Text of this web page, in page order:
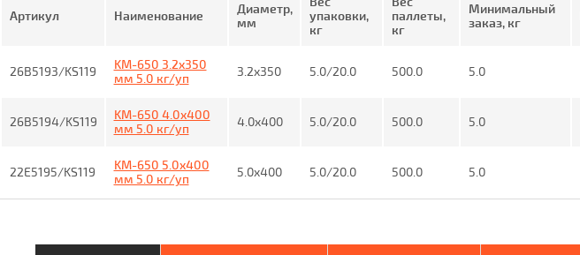
Артикул Наименование
Диаметр,
мм
упаковки,
кг
паллеты,
кг
Минимальный
заказ, кг
26B5193/KS119
KM-650 3.2x350
мм 5.0 кг/уп
3.2x350 5.0/20.0 500.0 5.0
26B5194/KS119
KM-650 4.0x400
мм 5.0 кг/уп
4.0x400 5.0/20.0 500.0 5.0
22E5195/KS119
KM-650 5.0x400
мм 5.0 кг/уп
5.0x400 5.0/20.0 500.0 5.0